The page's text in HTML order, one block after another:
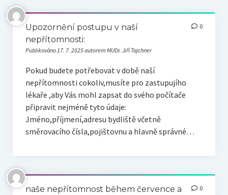
Upozornění postupu v naší
nepřítomnosti:
Publikováno 17. 7. 2025 autorem MUDr. Jiří Tajchner
0
Pokud budete potřebovat v době naší
nepřítomnosti cokoliv,musíte pro zastupujího
lékaře ,aby Vás mohl zapsat do svého počítače
připravit nejméně tyto údaje:
Jméno,příjmení,adresu bydliště včetně
směrovacího čísla,pojištovnu a hlavně správné…
naše nepřítomnost během července a
0